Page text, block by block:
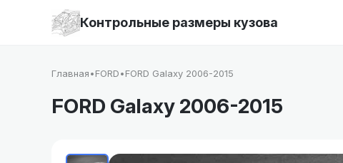
Контрольные размеры кузова
Главная•FORD•FORD Galaxy 2006-2015
FORD Galaxy 2006-2015